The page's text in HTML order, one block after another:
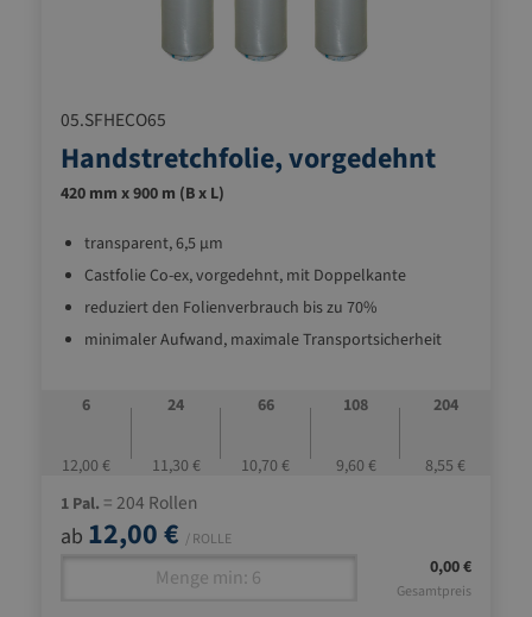
05.SFHECO65
Handstretchfolie, vorgedehnt
420 mm x 900 m (B x L)
transparent, 6,5 µm
Castfolie Co-ex, vorgedehnt, mit Doppelkante
reduziert den Folienverbrauch bis zu 70%
minimaler Aufwand, maximale Transportsicherheit
6
12,00 €
24
11,30 €
66
10,70 €
108
9,60 €
204
8,55 €
1 Pal. = 204 Rollen
ab 12,00 € / ROLLE
0,00 €
Gesamtpreis